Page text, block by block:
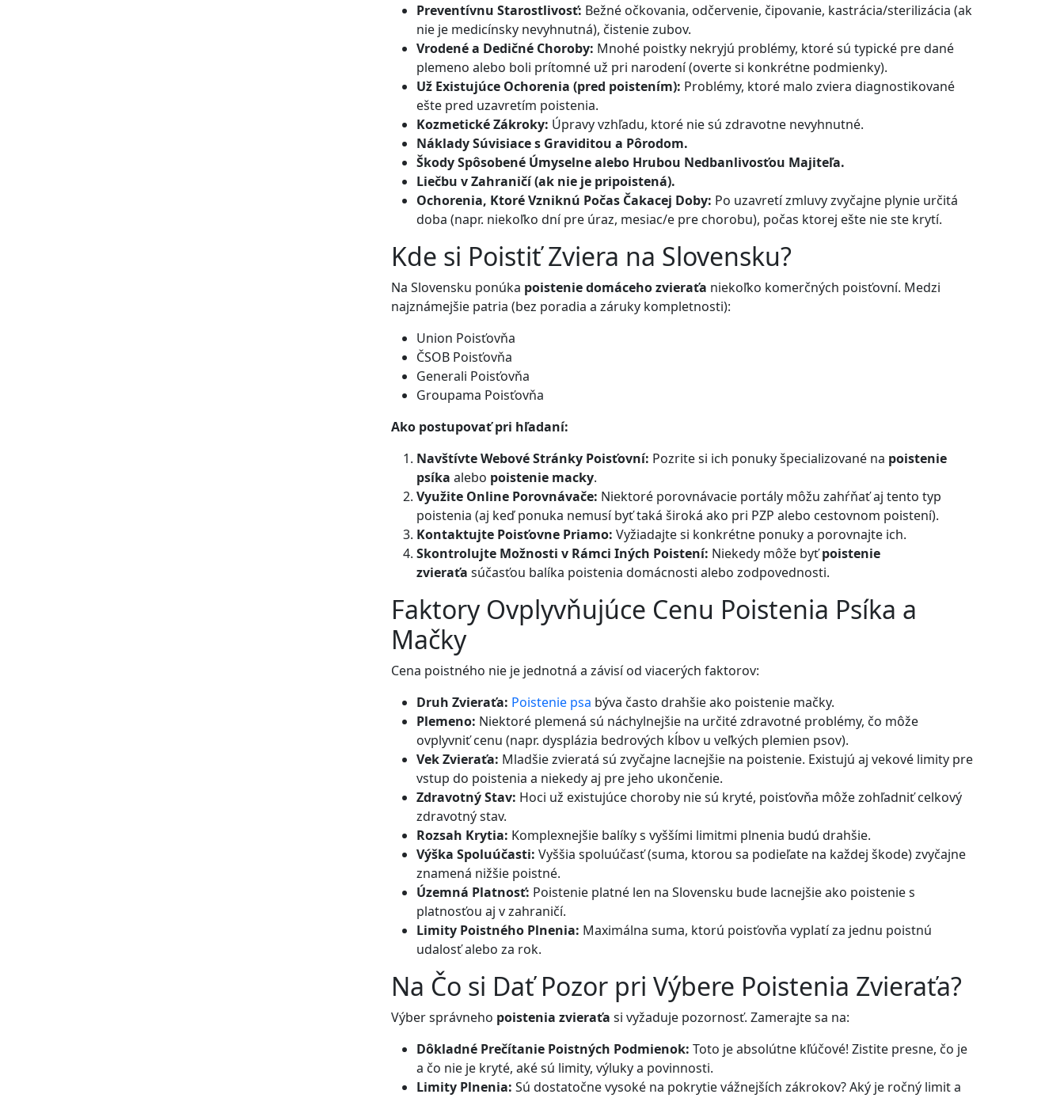
Preventívnu Starostlivosť: Bežné očkovania, odčervenie, čipovanie, kastrácia/sterilizácia (ak
nie je medicínsky nevyhnutná), čistenie zubov.
Vrodené a Dedičné Choroby: Mnohé poistky nekryjú problémy, ktoré sú typické pre dané
plemeno alebo boli prítomné už pri narodení (overte si konkrétne podmienky).
Už Existujúce Ochorenia (pred poistením): Problémy, ktoré malo zviera diagnostikované
ešte pred uzavretím poistenia.
Kozmetické Zákroky: Úpravy vzhľadu, ktoré nie sú zdravotne nevyhnutné.
Náklady Súvisiace s Graviditou a Pôrodom.
Škody Spôsobené Úmyselne alebo Hrubou Nedbanlivosťou Majiteľa.
Liečbu v Zahraničí (ak nie je pripoistená).
Ochorenia, Ktoré Vzniknú Počas Čakacej Doby: Po uzavretí zmluvy zvyčajne plynie určitá
doba (napr. niekoľko dní pre úraz, mesiac/e pre chorobu), počas ktorej ešte nie ste krytí.
Kde si Poistiť Zviera na Slovensku?
Na Slovensku ponúka poistenie domáceho zvieraťa niekoľko komerčných poisťovní. Medzi
najznámejšie patria (bez poradia a záruky kompletnosti):
Union Poisťovňa
ČSOB Poisťovňa
Generali Poisťovňa
Groupama Poisťovňa
Ako postupovať pri hľadaní:
Navštívte Webové Stránky Poisťovní: Pozrite si ich ponuky špecializované na poistenie
psíka alebo poistenie macky.
Využite Online Porovnávače: Niektoré porovnávacie portály môžu zahŕňať aj tento typ
poistenia (aj keď ponuka nemusí byť taká široká ako pri PZP alebo cestovnom poistení).
Kontaktujte Poisťovne Priamo: Vyžiadajte si konkrétne ponuky a porovnajte ich.
Skontrolujte Možnosti v Rámci Iných Poistení: Niekedy môže byťpoistenie
zvieraťa súčasťou balíka poistenia domácnosti alebo zodpovednosti.
Faktory Ovplyvňujúce Cenu Poistenia Psíka a
Mačky
Cena poistného nie je jednotná a závisí od viacerých faktorov:
Druh Zvieraťa: Poistenie psa býva často drahšie ako poistenie mačky.
Plemeno: Niektoré plemená sú náchylnejšie na určité zdravotné problémy, čo môže
ovplyvniť cenu (napr. dysplázia bedrových kĺbov u veľkých plemien psov).
Vek Zvieraťa: Mladšie zvieratá sú zvyčajne lacnejšie na poistenie. Existujú aj vekové limity pre
vstup do poistenia a niekedy aj pre jeho ukončenie.
Zdravotný Stav: Hoci už existujúce choroby nie sú kryté, poisťovňa môže zohľadniť celkový
zdravotný stav.
Rozsah Krytia: Komplexnejšie balíky s vyššími limitmi plnenia budú drahšie.
Výška Spoluúčasti: Vyššia spoluúčasť (suma, ktorou sa podieľate na každej škode) zvyčajne
znamená nižšie poistné.
Územná Platnosť: Poistenie platné len na Slovensku bude lacnejšie ako poistenie s
platnosťou aj v zahraničí.
Limity Poistného Plnenia: Maximálna suma, ktorú poisťovňa vyplatí za jednu poistnú
udalosť alebo za rok.
Na Čo si Dať Pozor pri Výbere Poistenia Zvieraťa?
Výber správneho poistenia zvieraťa si vyžaduje pozornosť. Zamerajte sa na:
Dôkladné Prečítanie Poistných Podmienok: Toto je absolútne kľúčové! Zistite presne, čo je
a čo nie je kryté, aké sú limity, výluky a povinnosti.
Limity Plnenia: Sú dostatočne vysoké na pokrytie vážnejších zákrokov? Aký je ročný limit a